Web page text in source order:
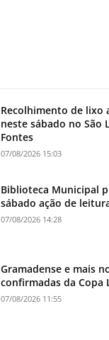
Recolhimento de lixo
neste sábado no São
Fontes
07/08/2026 15:03
Biblioteca Municipal
sábado ação de
07/08/2026 14:28
Gramadense e mais
confirmadas da Copa
07/08/2026 11:55